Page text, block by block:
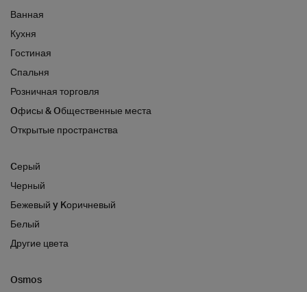
Ванная
Кухня
Гостиная
Спальня
Розничная торговля
Oфисы & Oбщественные места
Открытые пространства
Cерый
Черный
Бежевый y Kоричневый
Белый
Другие цвета
Osmos